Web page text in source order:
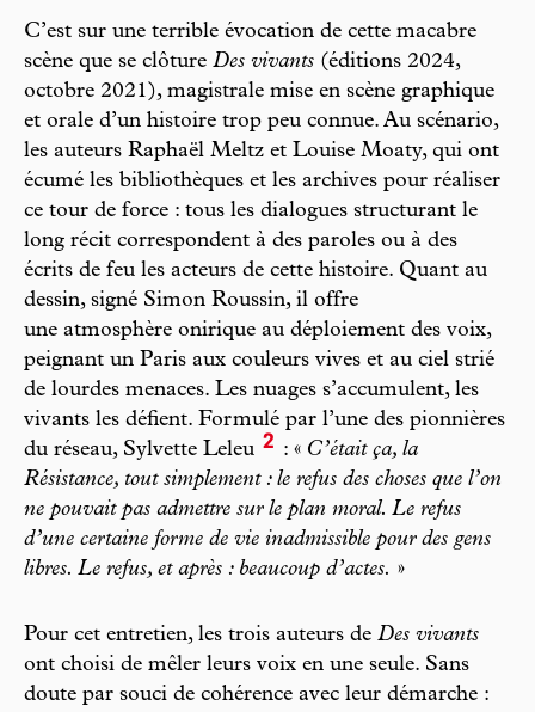
C’est sur une terrible évocation de cette macabre
scène que se clôture Des vivants (éditions 2024,
octobre 2021), magistrale mise en scène graphique
et orale d’un histoire trop peu connue. Au scénario,
les auteurs Raphaël Meltz et Louise Moaty, qui ont
écumé les bibliothèques et les archives pour réaliser
ce tour de force : tous les dialogues structurant le
long récit correspondent à des paroles ou à des
écrits de feu les acteurs de cette histoire. Quant au
dessin, signé Simon Roussin, il offre
une atmosphère onirique au déploiement des voix,
peignant un Paris aux couleurs vives et au ciel strié
de lourdes menaces. Les nuages s’accumulent, les
vivants les défient. Formulé par l’une des pionnières
du réseau, Sylvette Leleu 2 : « C’était ça, la
Résistance, tout simplement : le refus des choses que l’on
ne pouvait pas admettre sur le plan moral. Le refus
d’une certaine forme de vie inadmissible pour des gens
libres. Le refus, et après : beaucoup d’actes. »
Pour cet entretien, les trois auteurs de Des vivants
ont choisi de mêler leurs voix en une seule. Sans
doute par souci de cohérence avec leur démarche :